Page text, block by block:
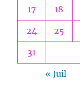
17 18
24 25
31
« Juil